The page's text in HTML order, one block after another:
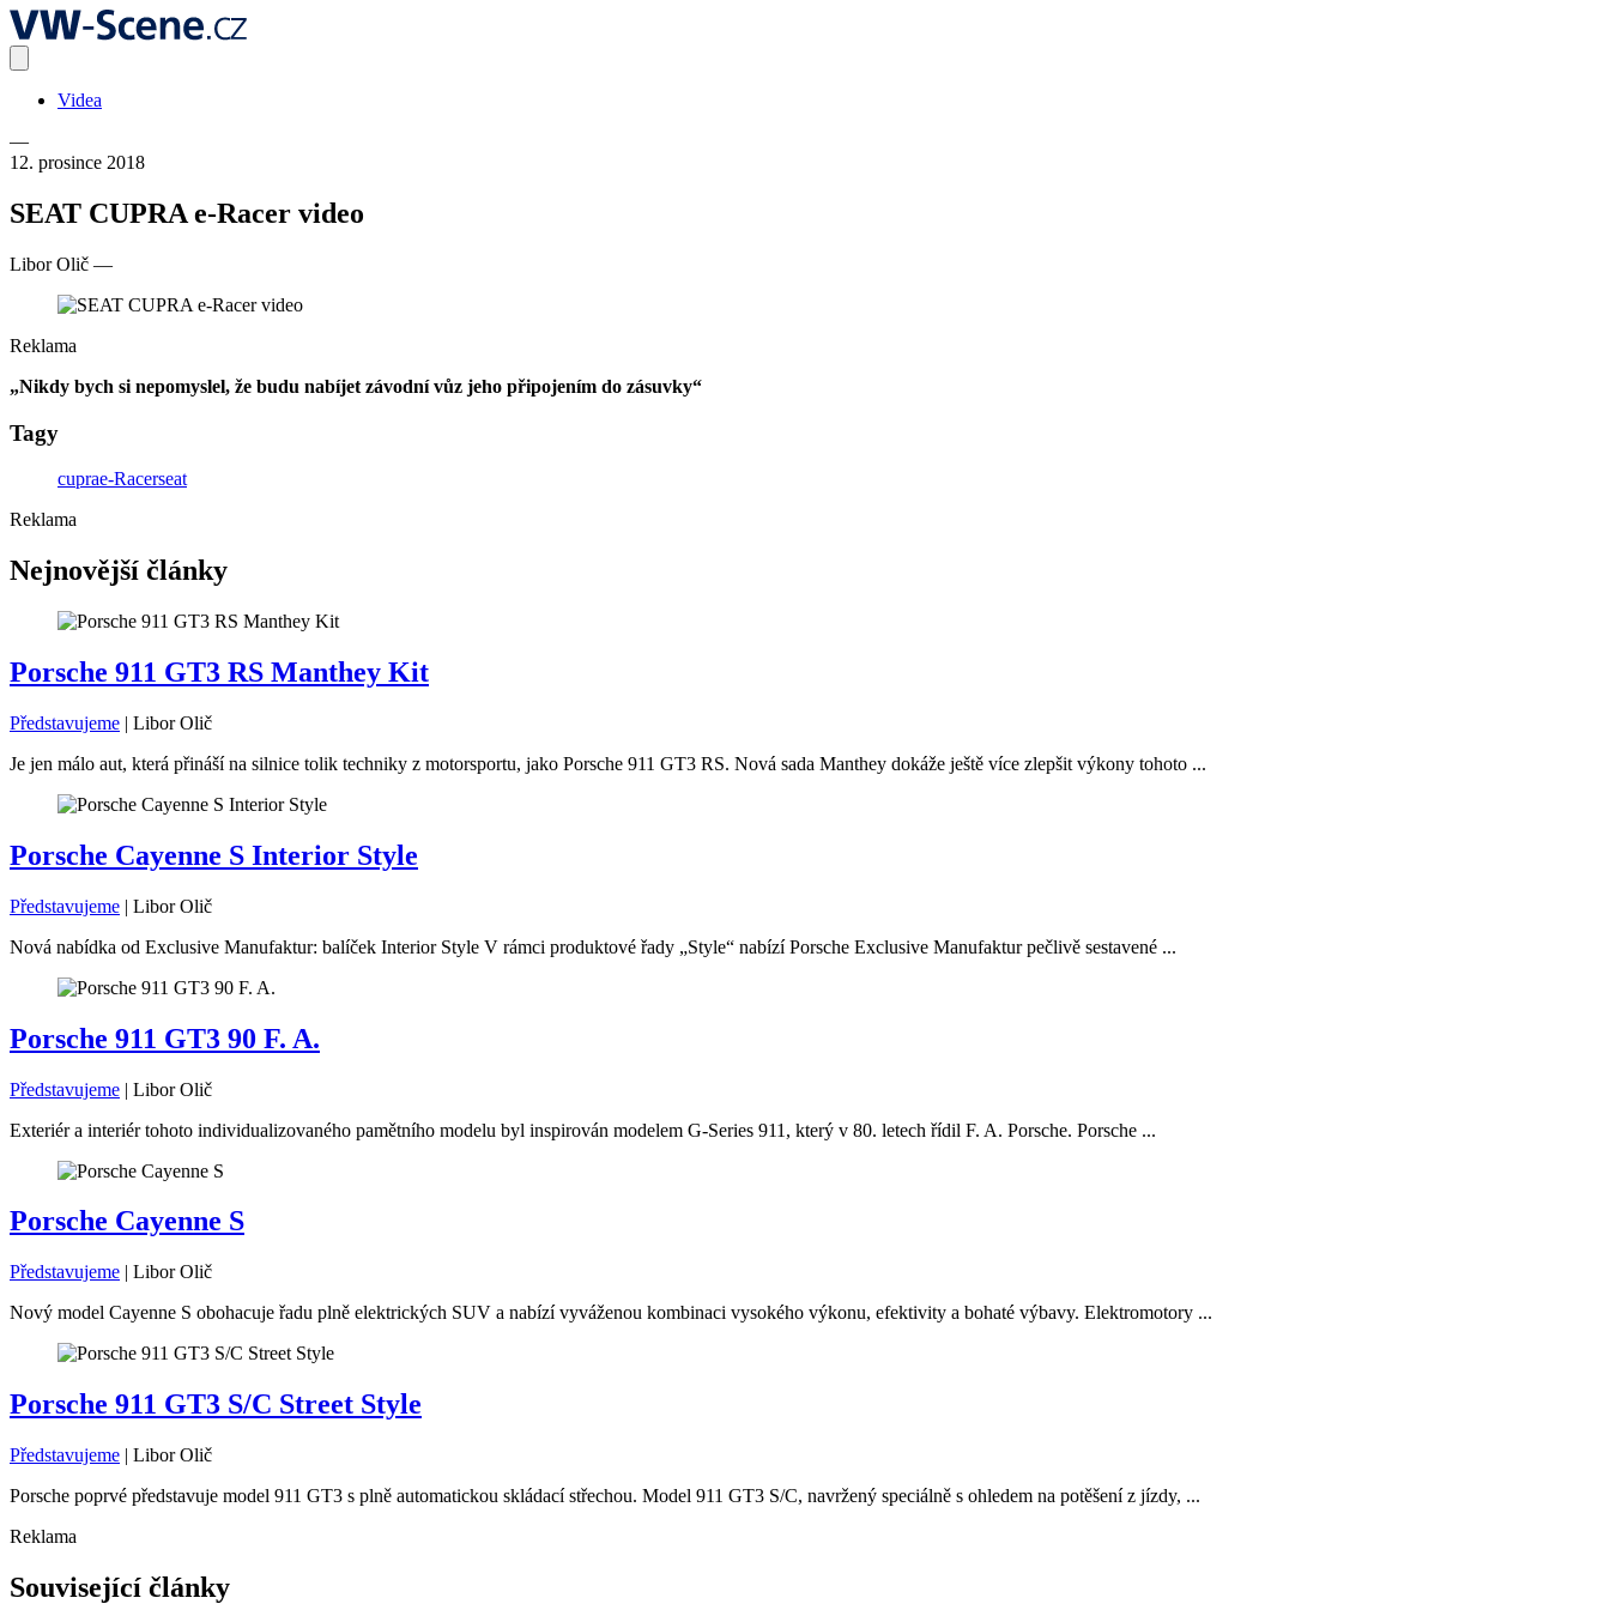
Videa
—
12. prosince 2018
SEAT CUPRA e-Racer video
Libor Olič —
Reklama
„Nikdy bych si nepomyslel, že budu nabíjet závodní vůz jeho připojením do zásuvky“
Tagy
cuprae-Racerseat
Reklama
Nejnovější články
Porsche 911 GT3 RS Manthey Kit
Představujeme | Libor Olič
Je jen málo aut, která přináší na silnice tolik techniky z motorsportu, jako Porsche 911 GT3 RS. Nová sada Manthey dokáže ještě více zlepšit výkony tohoto ...
Porsche Cayenne S Interior Style
Představujeme | Libor Olič
Nová nabídka od Exclusive Manufaktur: balíček Interior Style V rámci produktové řady „Style“ nabízí Porsche Exclusive Manufaktur pečlivě sestavené ...
Porsche 911 GT3 90 F. A.
Představujeme | Libor Olič
Exteriér a interiér tohoto individualizovaného pamětního modelu byl inspirován modelem G-Series 911, který v 80. letech řídil F. A. Porsche. Porsche ...
Porsche Cayenne S
Představujeme | Libor Olič
Nový model Cayenne S obohacuje řadu plně elektrických SUV a nabízí vyváženou kombinaci vysokého výkonu, efektivity a bohaté výbavy. Elektromotory ...
Porsche 911 GT3 S/C Street Style
Představujeme | Libor Olič
Porsche poprvé představuje model 911 GT3 s plně automatickou skládací střechou. Model 911 GT3 S/C, navržený speciálně s ohledem na potěšení z jízdy, ...
Reklama
Související články